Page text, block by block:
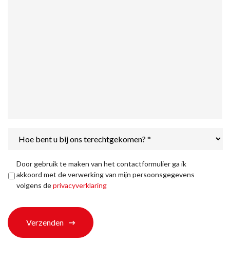
bent
ons
terechtgekomen?
Privacyverklaring *
Door gebruik te maken van het contactformulier ga ik
akkoord met de verwerking van mijn persoonsgegevens
volgens deprivacyverklaring
Verzenden